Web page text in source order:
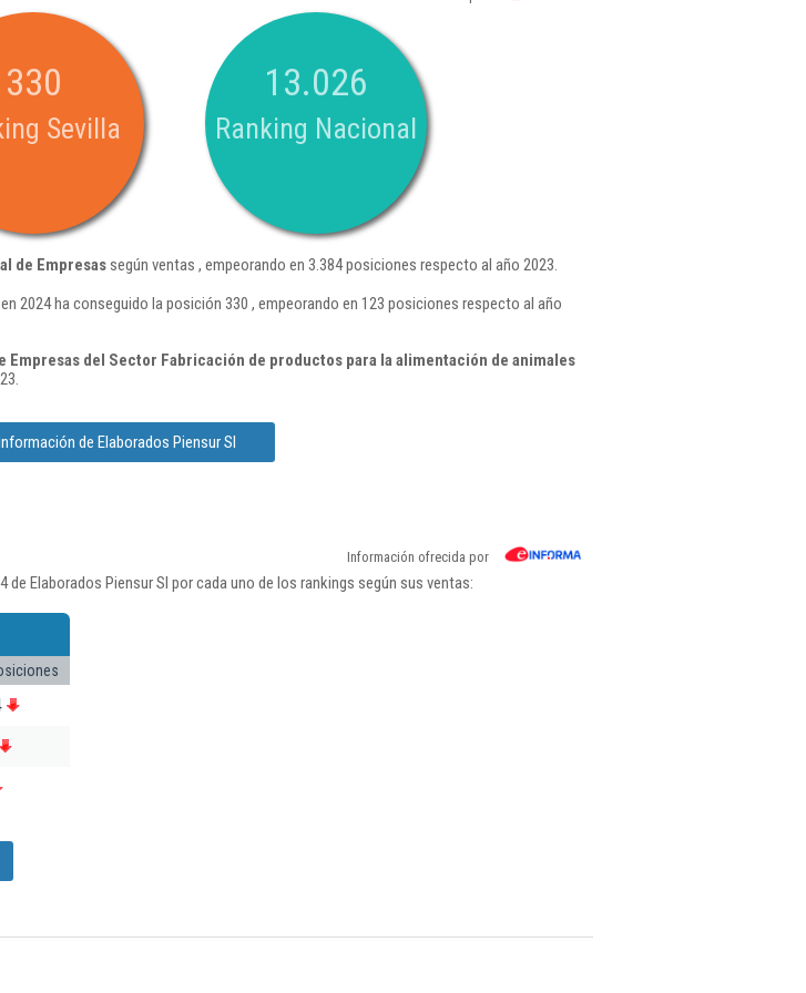
330
Sevilla
13.026
Ranking Nacional
de Empresassegún ventas , empeorando en 3.384 posiciones respecto al año 2023.
2024 ha conseguido la posición 330 , empeorando en 123 posiciones respecto al año
Empresas del Sector Fabricación de productos para la alimentación de animales
de Elaborados Piensur Sl
Información ofrecida por
Elaborados Piensur Sl por cada uno de los rankings según sus ventas: